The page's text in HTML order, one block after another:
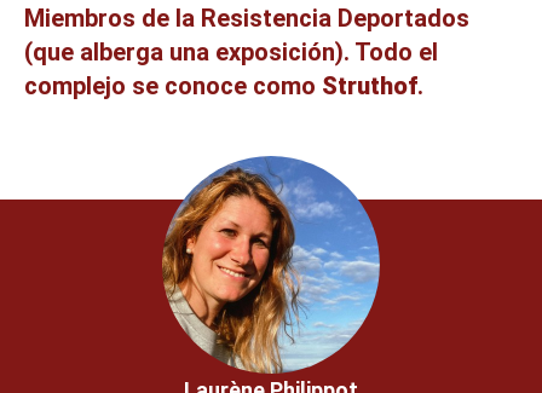
Miembros de la Resistencia Deportados
(que alberga una exposición). Todo el
complejo se conoce como Struthof.